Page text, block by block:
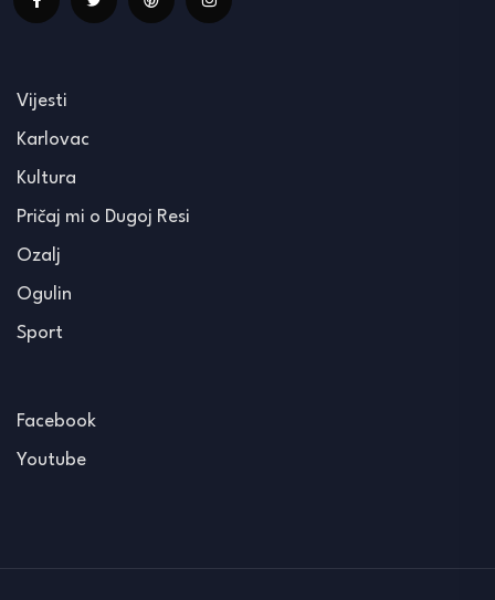
Vijesti
Karlovac
Kultura
Pričaj mi o Dugoj Resi
Ozalj
Ogulin
Sport
Facebook
Youtube